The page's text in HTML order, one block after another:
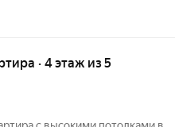
· 4 этаж из 5